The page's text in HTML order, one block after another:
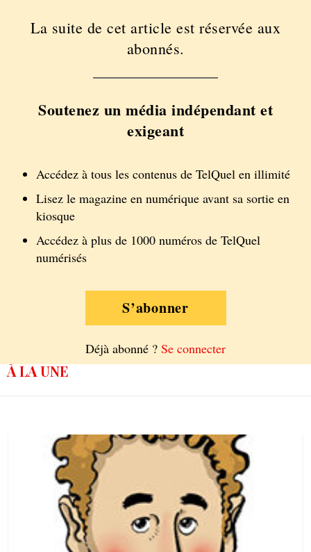
La suite de cet article est réservée aux
abonnés.
Soutenez un média indépendant et
exigeant
Accédez à tous les contenus de TelQuel en illimité
Lisez le magazine en numérique avant sa sortie en
kiosque
Accédez à plus de 1000 numéros de TelQuel
numérisés
S’abonner
Déjà abonné ? Se connecter
À LA UNE